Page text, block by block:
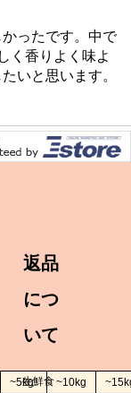
セッ
ジン
地ビ
ったです。中で
く香りよく味よ
いと思います。
~5kg ~10kg
返品
につ
いて
生鮮食